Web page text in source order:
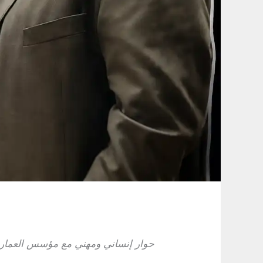
حوار إنساني ومهني مع مؤسس